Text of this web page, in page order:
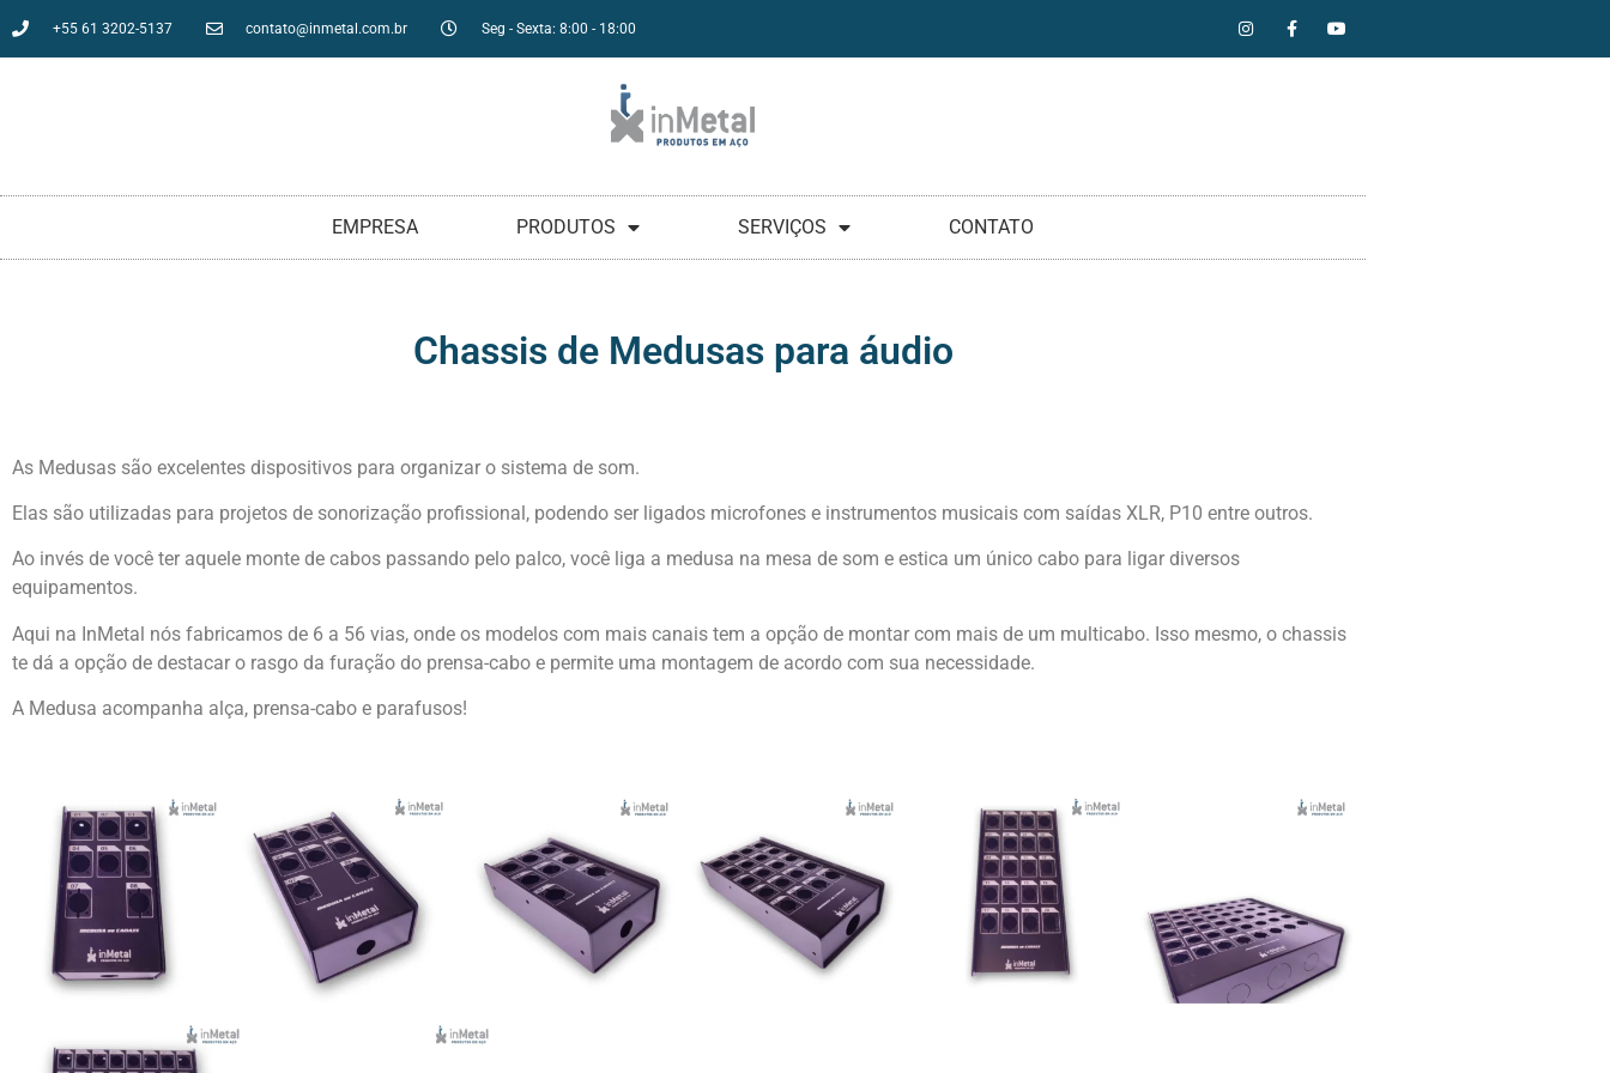
+55 61 3202-5137 contato@inmetal.com.br Seg - Sexta: 8:00 - 18:00
EMPRESA PRODUTOS SERVIÇOS CONTATO
Chassis de Medusas para áudio
As Medusas são excelentes dispositivos para organizar o sistema de som.
Elas são utilizadas para projetos de sonorização profissional, podendo ser ligados microfones e instrumentos musicais com saídas XLR, P10 entre outros.
Ao invés de você ter aquele monte de cabos passando pelo palco, você liga a medusa na mesa de som e estica um único cabo para ligar diversos
equipamentos.
Aqui na InMetal nós fabricamos de 6 a 56 vias, onde os modelos com mais canais tem a opção de montar com mais de um multicabo. Isso mesmo, o chassis
te dá a opção de destacar o rasgo da furação do prensa-cabo e permite uma montagem de acordo com sua necessidade.
A Medusa acompanha alça, prensa-cabo e parafusos!